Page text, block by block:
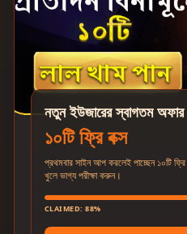
নতুন ইউজারের স্বাগতম অফার
১০টি ফ্রি বক্স
প্রথমবার সাইন আপ করলেই পাচ্ছেন ১০টি
খুলে ভাগ্য পরীক্ষা করুন।
CLAIMED: 88%